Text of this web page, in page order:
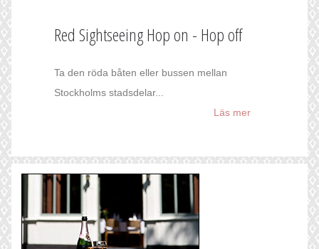
Red Sightseeing Hop on - Hop off
Ta den röda båten eller bussen mellan
Stockholms stadsdelar...
Läs mer